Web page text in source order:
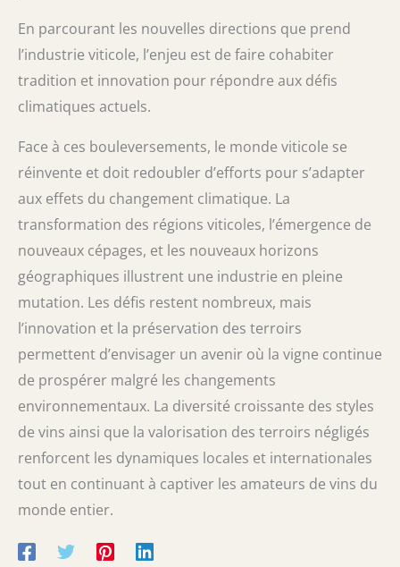
En parcourant les nouvelles directions que prend
l’industrie viticole, l’enjeu est de faire cohabiter
tradition et innovation pour répondre aux défis
climatiques actuels.
Face à ces bouleversements, le monde viticole se
réinvente et doit redoubler d’efforts pour s’adapter
aux effets du changement climatique. La
transformation des régions viticoles, l’émergence de
nouveaux cépages, et les nouveaux horizons
géographiques illustrent une industrie en pleine
mutation. Les défis restent nombreux, mais
l’innovation et la préservation des terroirs
permettent d’envisager un avenir où la vigne continue
de prospérer malgré les changements
environnementaux. La diversité croissante des styles
de vins ainsi que la valorisation des terroirs négligés
renforcent les dynamiques locales et internationales
tout en continuant à captiver les amateurs de vins du
monde entier.